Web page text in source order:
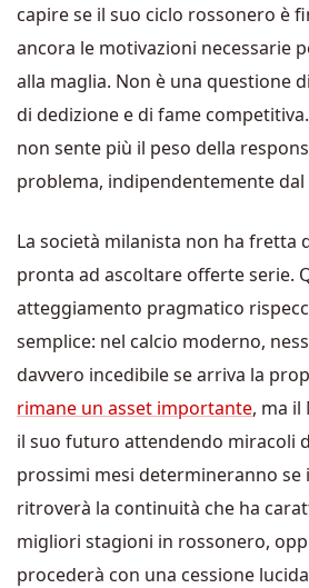
capire se il suo ciclo rossonero è
ancora le motivazioni necessarie
alla maglia. Non è una questione
di dedizione e di fame
non sente più il peso della
problema, indipendentemente
La società milanista non ha fretta
pronta ad ascoltare offerte serie.
atteggiamento pragmatico
semplice: nel calcio moderno,
davvero incedibile se arriva la
rimane un asset importante, ma
il suo futuro attendendo miracoli
prossimi mesi determineranno se
ritroverà la continuità che ha
migliori stagioni in rossonero,
procederà con una cessione